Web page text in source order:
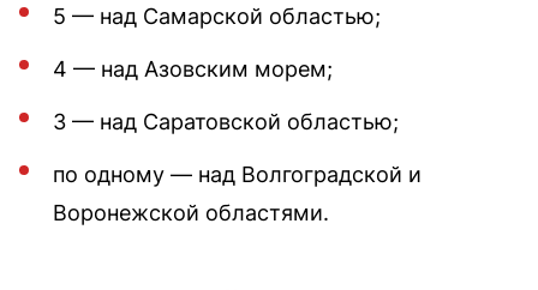
5 — над Самарской областью;
4 — над Азовским морем;
3 — над Саратовской областью;
по одному — над Волгоградской и
Воронежской областями.